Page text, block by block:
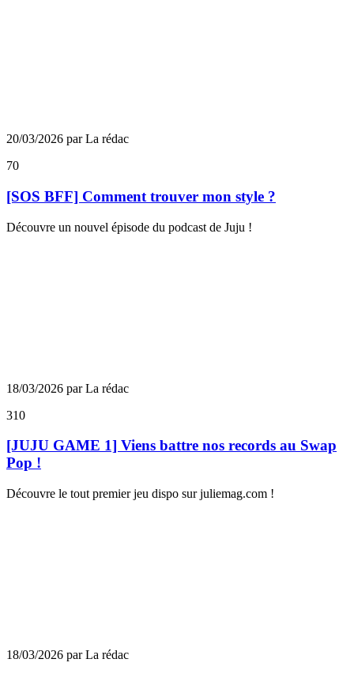
20/03/2026 par La rédac
70
[SOS BFF] Comment trouver mon style ?
Découvre un nouvel épisode du podcast de Juju !
18/03/2026 par La rédac
310
[JUJU GAME 1] Viens battre nos records au Swap
Pop !
Découvre le tout premier jeu dispo sur juliemag.com !
18/03/2026 par La rédac